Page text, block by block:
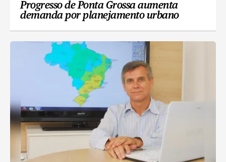
Progresso de Ponta Grossa aumenta
demanda por planejamento urbano